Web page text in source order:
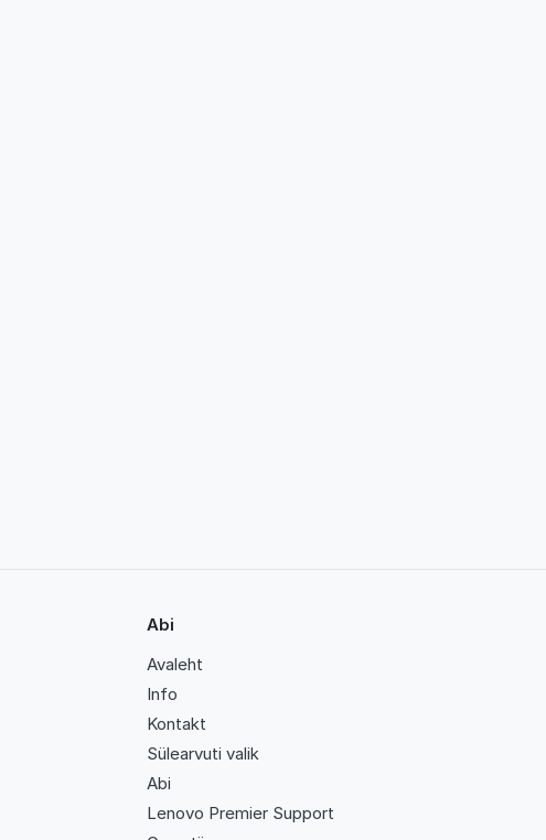
Abi
Avaleht
Info
Kontakt
Sülearvuti valik
Abi
Lenovo Premier Support